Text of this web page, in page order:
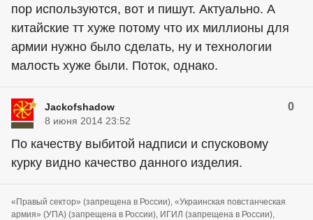
пор используются, вот и пишут. Актуально. А
китайские тт хуже потому что их миллионы для
армии нужно было сделать, ну и технологии
малость хуже были. Поток, однако.
Jackofshadow 0
8 июня 2014 23:52
По качеству выбитой надписи и спусковому
курку видно качество данного изделия.
«Правый сектор» (запрещена в России), «Украинская повстанческая
армия» (УПА) (запрещена в России), ИГИЛ (запрещена в России),